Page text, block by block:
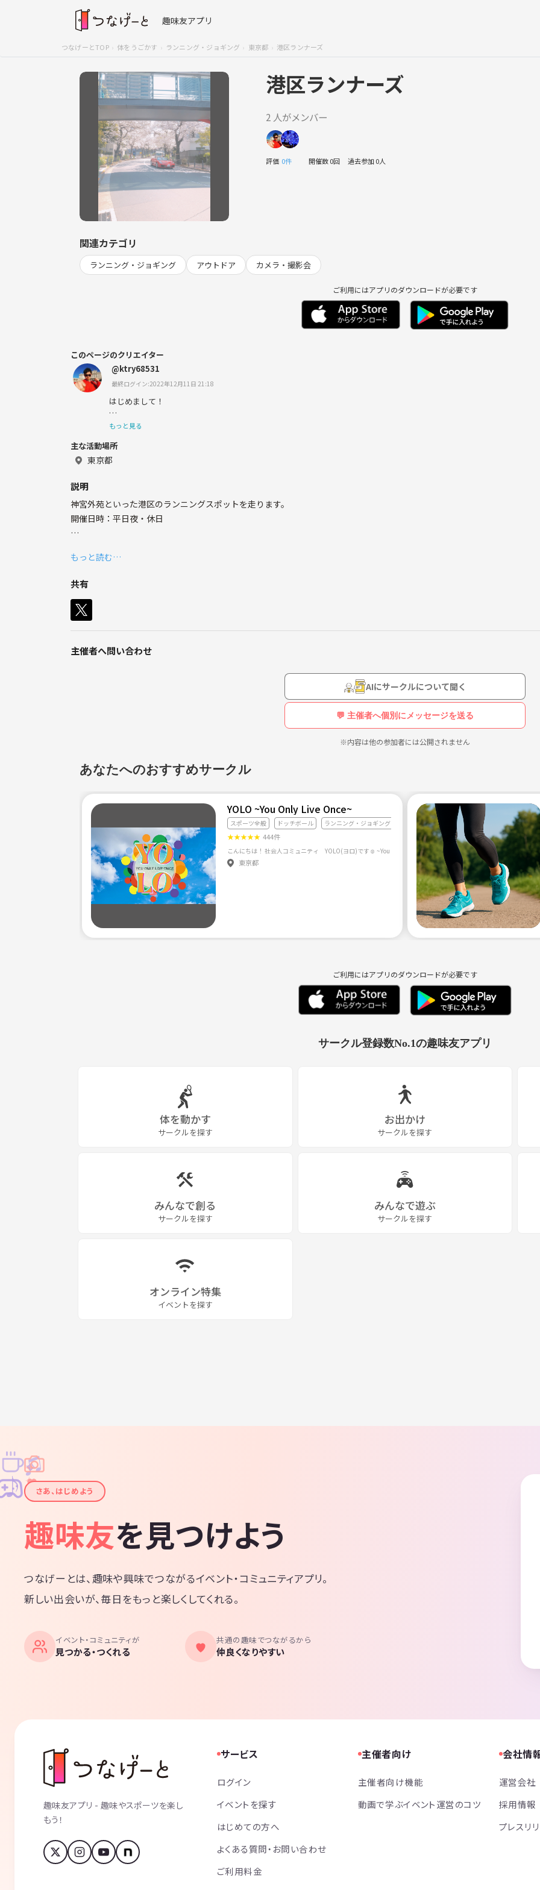
趣味友アプリ
つなげーとTOP 体をうごかす ランニング・ジョギング 東京都 港区ランナーズ
港区ランナーズ
2 人がメンバー
評価 0件 開催数 0回 過去参加 0人
関連カテゴリ
ランニング・ジョギング アウトドア カメラ・撮影会
ご利用にはアプリのダウンロードが必要です
このページのクリエイター
@ktry68531
最終ログイン:2022年12月11日 21:18
はじめまして！
スポーツ大好きなので、皆さんと一緒に運動して交流深めたいで
よろしくお願いします🤲
もっと見る
主な活動場所
東京都
説明
神宮外苑といった港区のランニングスポットを走ります。
開催日時：平日夜・休日
https://www.samadhiclub.jp/running/
また、表参道駅近くに「清水湯」という銭湯もあります。平日はここをランニングステーション替わりにてきるそうです。
https://shimizuyu.jp/
東京体育館は12月中旬以降、使用可能になるそうです。
https://www.tef.or.jp/tmg/
もっと読む…
共有
主催者へ問い合わせ
AIにサークルについて聞く
💬 主催者へ個別にメッセージを送る
※内容は他の参加者には公開されません
あなたへのおすすめサークル
YOLO ~You Only Live Once~
スポーツ全般 ドッチボール ランニング・ジョギング
★★★★★ 444件
東京都
ご利用にはアプリのダウンロードが必要です
サークル登録数No.1の趣味友アプリ
体を動かす
サークルを探す
お出かけ
サークルを探す
みんなで創る
サークルを探す
みんなで遊ぶ
サークルを探す
オンライン特集
イベントを探す
✦
✦
✧
✧
♪
♫
さあ、はじめよう
趣味友を見つけよう
つなげーとは、趣味や興味でつながるイベント・コミュニティアプリ。
新しい出会いが、毎日をもっと楽しくしてくれる。
イベント・コミュニティが
見つかる・つくれる
共通の趣味でつながるから
仲良くなりやすい
趣味友アプリ - 趣味やスポーツを楽し
もう！
サービス
ログイン
イベントを探す
はじめての方へ
よくある質問・お問い合わせ
ご利用料金
主催者向け
主催者向け機能
動画で学ぶイベント運営のコツ
会社情
運営会社
採用情報
プレスリ